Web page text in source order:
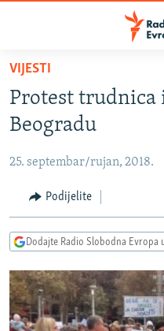
Pređite
glavni
sadržaj
na
navigaciju
Pređite
na
BOSNA I HERCEGOVINA
SRBIJA
KOSOVO
CRNA GORA
VIDEO
FOTOGALERIJE
INFOGRAFIKE
PODCASTI
RAT U UKRAJINI
KINA NA BALKANU
VIJESTI
Protest trudnica
Beogradu
25. septembar/rujan, 2018.
Podijelite
Dodajte Radio Slobodna Evropa